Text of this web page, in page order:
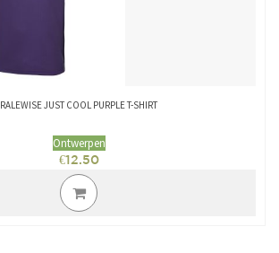
RALEWISE JUST COOL PURPLE T-SHIRT
Ontwerpen
€12.50